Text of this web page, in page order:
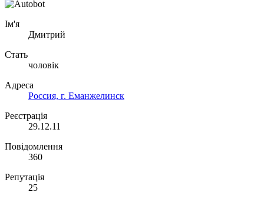
Ім'я
Дмитрий
Стать
чоловік
Адреса
Россия, г. Еманжелинск
Реєстрація
29.12.11
Повідомлення
360
Репутація
25